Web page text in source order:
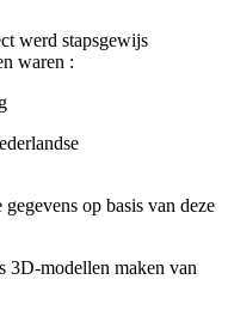
werd stapsgewijs
waren :
op basis van deze
3D-modellen maken van